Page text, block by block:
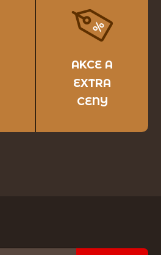
AKCE A
EXTRA
CENY